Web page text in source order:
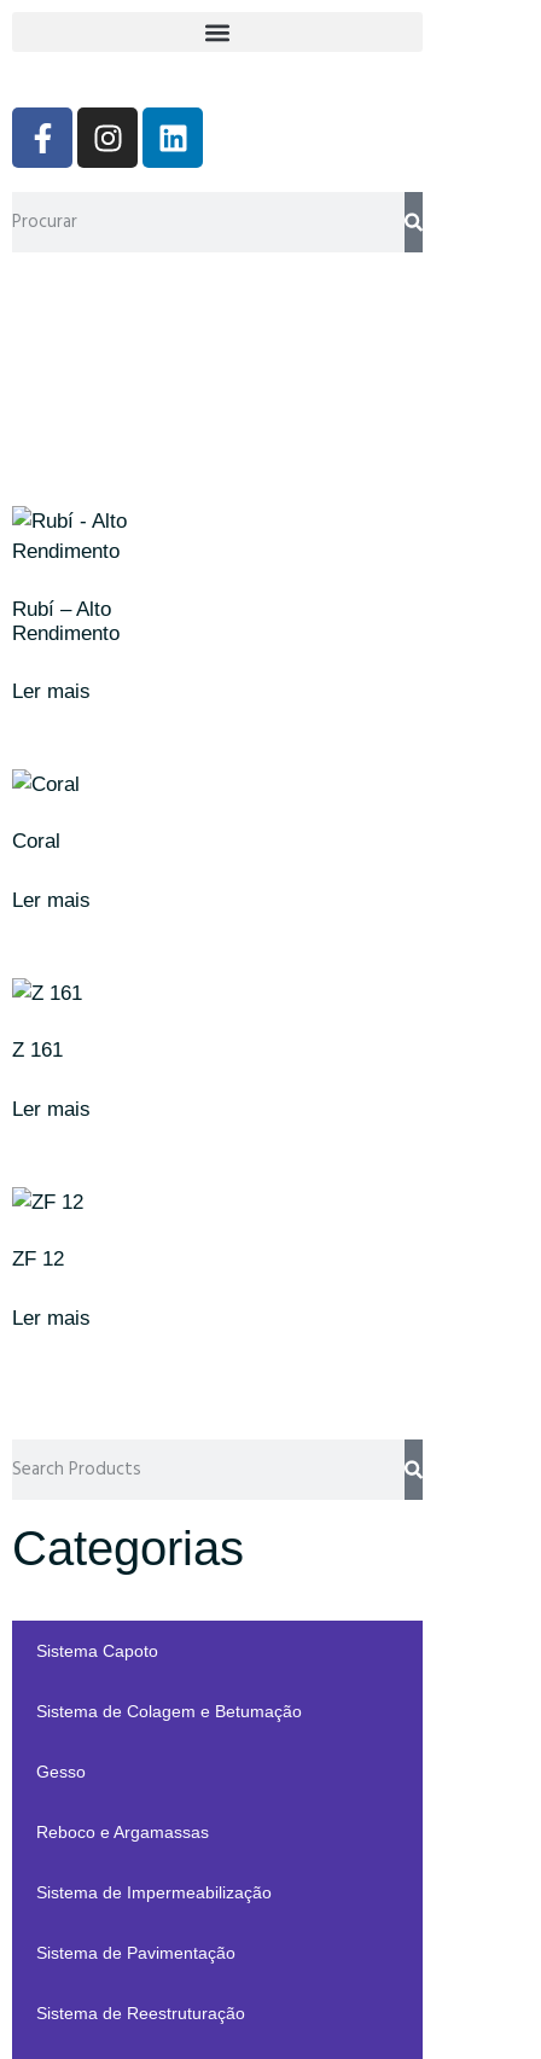
Categorias
Sistema Capoto
Sistema de Colagem e Betumação
Gesso
Reboco e Argamassas
Sistema de Impermeabilização
Sistema de Pavimentação
Sistema de Reestruturação
Rubí – Alto
Rendimento
Ler mais
Coral
Ler mais
Z 161
Ler mais
ZF 12
Ler mais